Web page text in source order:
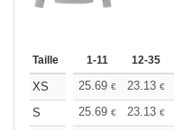
Taille 1-11 12-35
XS 25.69 € 23.13 €
S
25.69 € 23.13 €